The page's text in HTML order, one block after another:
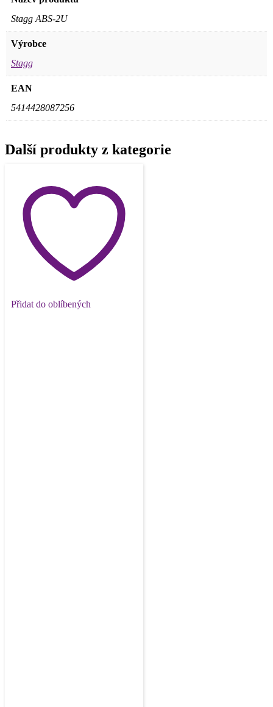
Stagg ABS-2U
Výrobce
Stagg
EAN
5414428087256
Další produkty z kategorie
Přidat do oblíbených